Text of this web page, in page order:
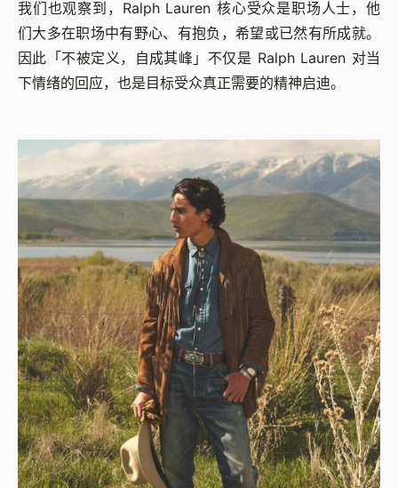
我们也观察到，Ralph Lauren 核心受众是职场人士，他
们大多在职场中有野心、有抱负，希望或已然有所成就。
因此「不被定义，自成其峰」不仅是 Ralph Lauren 对当
下情绪的回应，也是目标受众真正需要的精神启迪。